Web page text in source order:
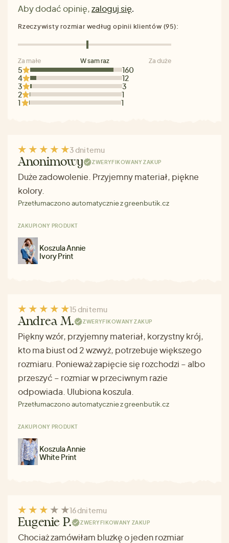
Aby dodać opinię,zaloguj się.
5
160
4
12
3
3
2
1
1
1
Rzeczywisty rozmiar według opinii klientów (95):
Za małe W sam raz Za duże
3 dni temu
Anonimowy ZWERYFIKOWANY ZAKUP
Duże zadowolenie. Przyjemny materiał, piękne
kolory.
Przetłumaczono automatycznie z greenbutik.cz
ZAKUPIONY PRODUKT
Koszula Annie
Ivory Print
15 dni temu
Andrea M. ZWERYFIKOWANY ZAKUP
Piękny wzór, przyjemny materiał, korzystny krój,
kto ma biust od 2 wzwyż, potrzebuje większego
rozmiaru. Ponieważ zapięcie się rozchodzi – albo
przeszyć – rozmiar w przeciwnym razie
odpowiada. Ulubiona koszula.
Przetłumaczono automatycznie z greenbutik.cz
ZAKUPIONY PRODUKT
Koszula Annie
White Print
16 dni temu
Eugenie P. ZWERYFIKOWANY ZAKUP
Chociaż zamówiłam bluzkę o jeden rozmiar